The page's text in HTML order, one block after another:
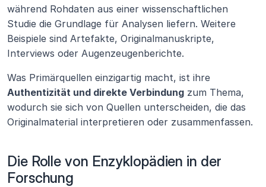
während Rohdaten aus einer wissenschaftlichen
Studie die Grundlage für Analysen liefern. Weitere
Beispiele sind Artefakte, Originalmanuskripte,
Interviews oder Augenzeugenberichte.
Authentizität und direkte Verbindung zum Thema,
wodurch sie sich von Quellen unterscheiden, die das
Originalmaterial interpretieren oder zusammenfassen.
Die Rolle von Enzyklopädien in der
Forschung